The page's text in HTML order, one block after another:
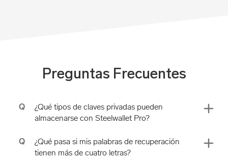
Preguntas Frecuentes
Q
¿Qué tipos de claves privadas pueden
almacenarse con Steelwallet Pro?
Q
¿Qué pasa si mis palabras de recuperación
tienen más de cuatro letras?